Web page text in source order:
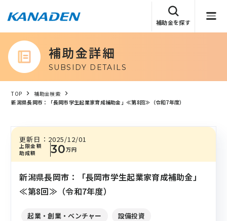
補助金を探す
補助金詳細
SUBSIDY DETAILS
TOP
補助金検索
新潟県長岡市：「長岡市学生起業家育成補助金」≪第8回≫（令和7年度）
上限金額
助成額
30万円
更新日： 2025/12/01
新潟県長岡市：「長岡市学生起業家育成補助金」
≪第8回≫（令和7年度）
起業・創業・ベンチャー
設備投資